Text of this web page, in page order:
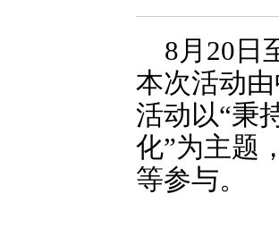
8月20日
本次活动
活动以“秉
化”为主题
等参与。